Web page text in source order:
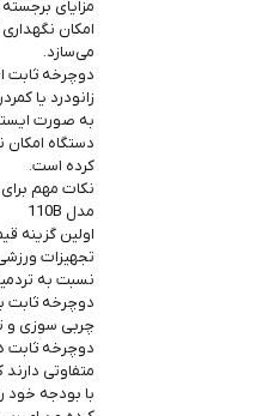
مزایای
امکان
می‌سازد.
دوچرخه ثابت
زانودرد یا
به صورت
دستگاه امکان
کرده است.
مدل 110B
اولین گزینه
تجهیزات
نسبت به
دوچرخه ثابت
چربی سوزی و
دوچرخه ثابت
متفاوتی
با بودجه خود